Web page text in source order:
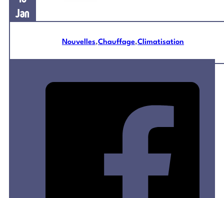
Jan
Nouvelles,Chauffage,Climatisation